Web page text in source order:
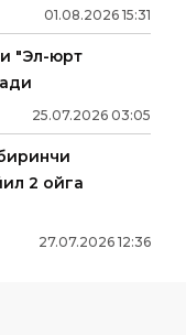
01.08.2026 15:31
"Эл-юрт
25.07.2026 03:05
2 ойга
27.07.2026 12:36